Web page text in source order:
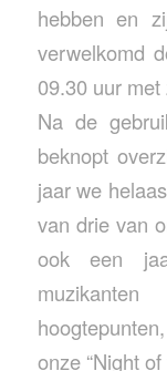
hebben en
verwelkomd
09.30 uur
Na de
beknopt
jaar we
van drie van
ook een
onze “Night